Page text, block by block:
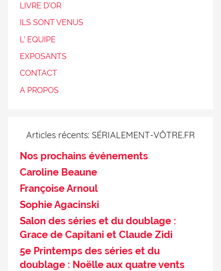
LIVRE D’OR
ILS SONT VENUS
L’ EQUIPE
EXPOSANTS
CONTACT
A PROPOS
Articles récents: SÉRIALEMENT-VÔTRE.FR
Nos prochains événements
Caroline Beaune
Françoise Arnoul
Sophie Agacinski
Salon des séries et du doublage :
Grace de Capitani et Claude Zidi
5e Printemps des séries et du
doublage : Noëlle aux quatre vents